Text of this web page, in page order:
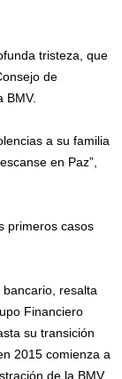
tristeza, que
de
BMV.
a su familia
en Paz”,
primeros casos
resalta
Financiero
su transición
2015 comienza a
de la BMV.